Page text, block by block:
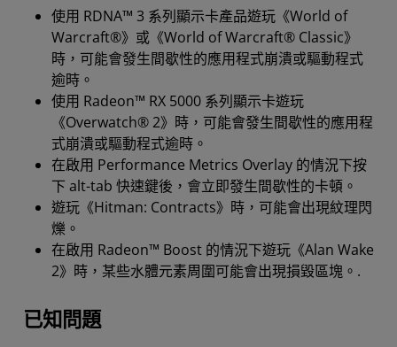
使用 RDNA™ 3 系列顯示卡產品遊玩《World of
Warcraft®》或《World of Warcraft® Classic》
時，可能會發生間歇性的應用程式崩潰或驅動程式
逾時。
使用 Radeon™ RX 5000 系列顯示卡遊玩
《Overwatch® 2》時，可能會發生間歇性的應用程
式崩潰或驅動程式逾時。
在啟用 Performance Metrics Overlay 的情況下按
下 alt-tab 快速鍵後，會立即發生間歇性的卡頓。
遊玩《Hitman: Contracts》時，可能會出現紋理閃
爍。
在啟用 Radeon™ Boost 的情況下遊玩《Alan Wake
2》時，某些水體元素周圍可能會出現損毀區塊。.
已知問題